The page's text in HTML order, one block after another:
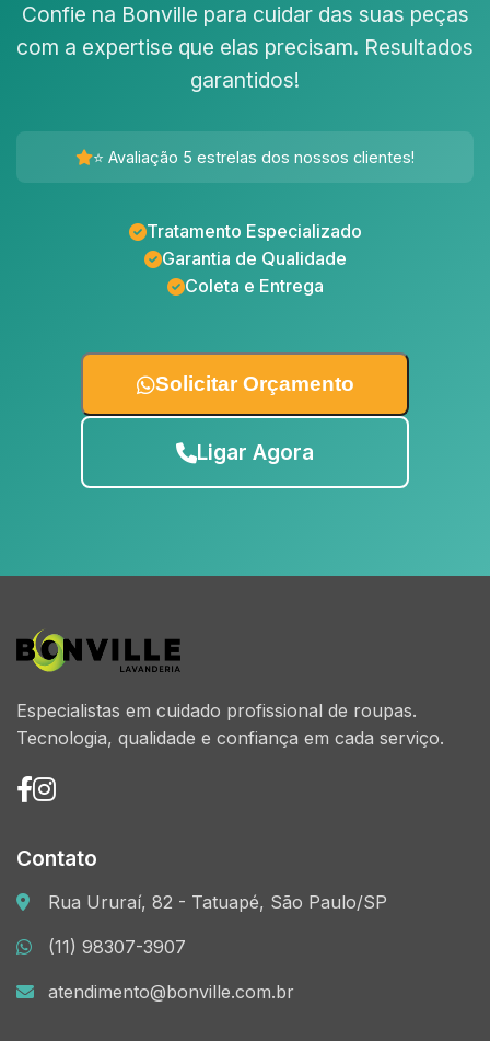
Confie na Bonville para cuidar das suas peças
com a expertise que elas precisam. Resultados
garantidos!
⭐ Avaliação 5 estrelas dos nossos clientes!
Tratamento Especializado
Garantia de Qualidade
Coleta e Entrega
Solicitar Orçamento
Ligar Agora
Especialistas em cuidado profissional de roupas.
Tecnologia, qualidade e confiança em cada serviço.
Contato
Rua Ururaí, 82 - Tatuapé, São Paulo/SP
(11) 98307-3907
atendimento@bonville.com.br